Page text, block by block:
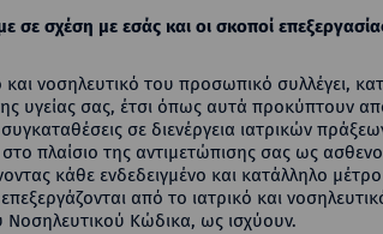
σχέση με εσάς και οι σκοποί
και νοσηλευτικό του προσωπικό συλλέγει,
υγείας σας, έτσι όπως αυτά προκύπτουν
σε διενέργεια ιατρικών
πλαίσιο της αντιμετώπισης σας ως
κάθε ενδεδειγμένο και κατάλληλο
από το ιατρικό και
Νοσηλευτικού Κώδικα, ως ισχύουν.